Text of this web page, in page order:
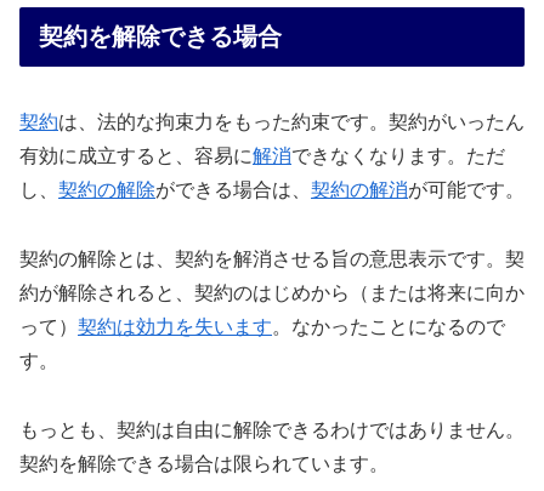
契約を解除できる場合
契約は、法的な拘束力をもった約束です。契約がいったん
有効に成立すると、容易に解消できなくなります。ただ
し、 契約の解除ができる場合は、 契約の解消が可能です。
契約の解除とは、契約を解消させる旨の意思表示です。契
約が解除されると、契約のはじめから（または将来に向か
って） 契約は効力を失います。なかったことになるので
す。
もっとも、契約は自由に解除できるわけではありません。
契約を解除できる場合は限られています。